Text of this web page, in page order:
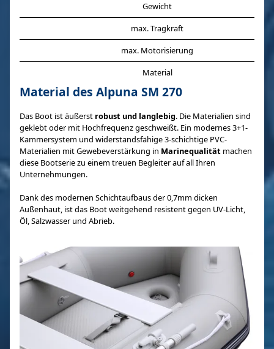
Gewicht
max. Tragkraft
max. Motorisierung
Material
Material des Alpuna SM 270
Das Boot ist äußerst robust und langlebig. Die Materialien sind
geklebt oder mit Hochfrequenz geschweißt. Ein modernes 3+1-
Kammersystem und widerstandsfähige 3-schichtige PVC-
Materialien mit Gewebeverstärkung in Marinequalität machen
diese Bootserie zu einem treuen Begleiter auf all Ihren
Unternehmungen.
Dank des modernen Schichtaufbaus der 0,7mm dicken
Außenhaut, ist das Boot weitgehend resistent gegen UV-Licht,
Öl, Salzwasser und Abrieb.